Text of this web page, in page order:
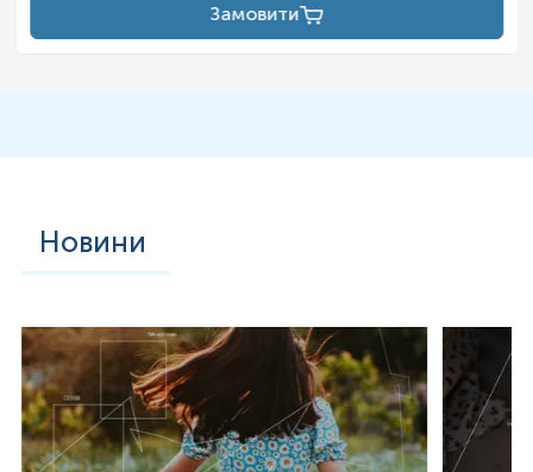
Замовити
Новини